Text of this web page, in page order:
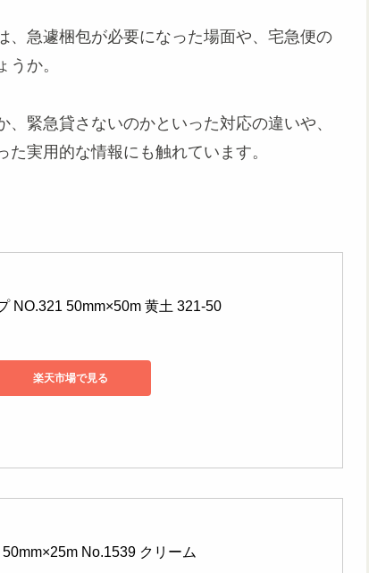
、急遽梱包が必要になった場面や、宅急便の
か。
緊急貸さないのかといった対応の違いや、
実用的な情報にも触れています。
NO.321 50mm×50m 黄土 321-50
楽天市場で見る
No.1539 クリーム